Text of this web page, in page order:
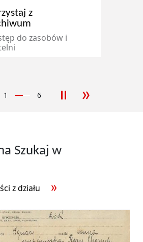
slajd
1 6 następny
z
do zasobów i
Szukaj w
z działu